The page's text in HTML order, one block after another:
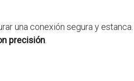
una conexión segura y estanca.
precisión